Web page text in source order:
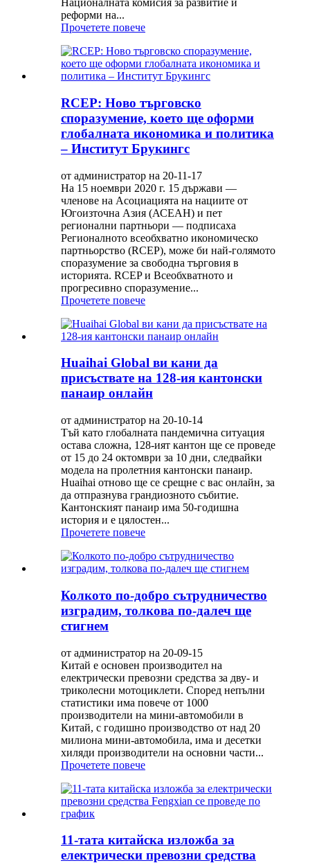
Националната комисия за развитие и
реформи на...
Прочетете повече
RCEP: Ново търговско
споразумение, което ще оформи
глобалната икономика и политика
– Институт Брукингс
от администратор на 20-11-17
На 15 ноември 2020 г. 15 държави —
членове на Асоциацията на нациите от
Югоизточна Азия (АСЕАН) и пет
регионални партньори — подписаха
Регионалното всеобхватно икономическо
партньорство (RCEP), може би най-голямото
споразумение за свободна търговия в
историята. RCEP и Всеобхватното и
прогресивно споразумение...
Прочетете повече
Huaihai Global ви кани да
присъствате на 128-ия кантонски
панаир онлайн
от администратор на 20-10-14
Тъй като глобалната пандемична ситуация
остава сложна, 128-ият кантон ще се проведе
от 15 до 24 октомври за 10 дни, следвайки
модела на пролетния кантонски панаир.
Huaihai отново ще се срещне с вас онлайн, за
да отпразнува грандиозното събитие.
Кантонският панаир има 50-годишна
история и е цялостен...
Прочетете повече
Колкото по-добро сътрудничество
изградим, толкова по-далеч ще
стигнем
от администратор на 20-09-15
Китай е основен производител на
електрически превозни средства за дву- и
триколесни мотоциклети. Според непълни
статистики има повече от 1000
производители на мини-автомобили в
Китай, с годишно производство от над 20
милиона мини-автомобила, има и десетки
хиляди производители на основни части...
Прочетете повече
11-тата китайска изложба за
електрически превозни средства